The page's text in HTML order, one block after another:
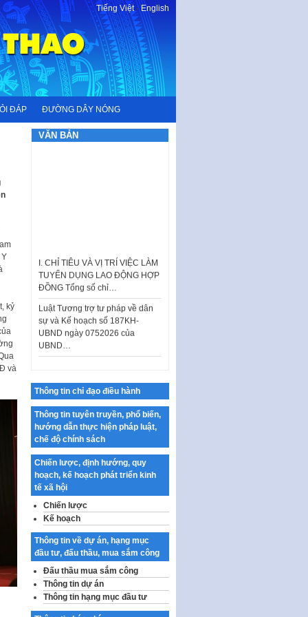
Tiếng Việt-English
ĐÁP ĐƯỜNG DÂY NÓNG
kỷ
và
VĂN BẢN
TUYỂN DỤNG LAO ĐỘNG HỢP
ĐỒNG Tổng số chỉ…
Luật Tương trợ tư pháp về dân
sự và Kế hoạch số 187KH-
UBND ngày 0752026 của
UBND…
Ban hành Danh mục vị trí khai
Kế hoạch Tổ chức Cuộc thi
chính luận về bảo vệ nền tảng tư
tưởng của Đảng…
Công bố công khai dự toán kinh
phí xây dựng pháp luật, hoàn
thiện thể chế, chính…
Quy định về nghiên cứu, ứng
dụng khoa học, công nghệ, đổi
mới sáng tạo và chuyển…
Quy định chi tiết và hướng dẫn
thi hành một số điều của Luật Lý
lịch tư…
Sửa đổi, bổ sung một số nội
dung tại Nghị quyết số 30/NQ-
CP ngày 24 tháng 02…
Thông tin chỉ đạo điều hành
Thông tin tuyên truyền, phổ biến,
hướng dẫn thực hiện pháp luật,
chế độ chính sách
Chiến lược, định hướng, quy
hoạch, kế hoạch phát triển kinh
tế xã hội
Chiến lược
Kế hoạch
Thông tin về dự án, hạng mục
đầu tư, đấu thầu, mua sắm công
Đấu thầu mua sắm công
Thông tin dự án
Thông tin hạng mục đầu tư